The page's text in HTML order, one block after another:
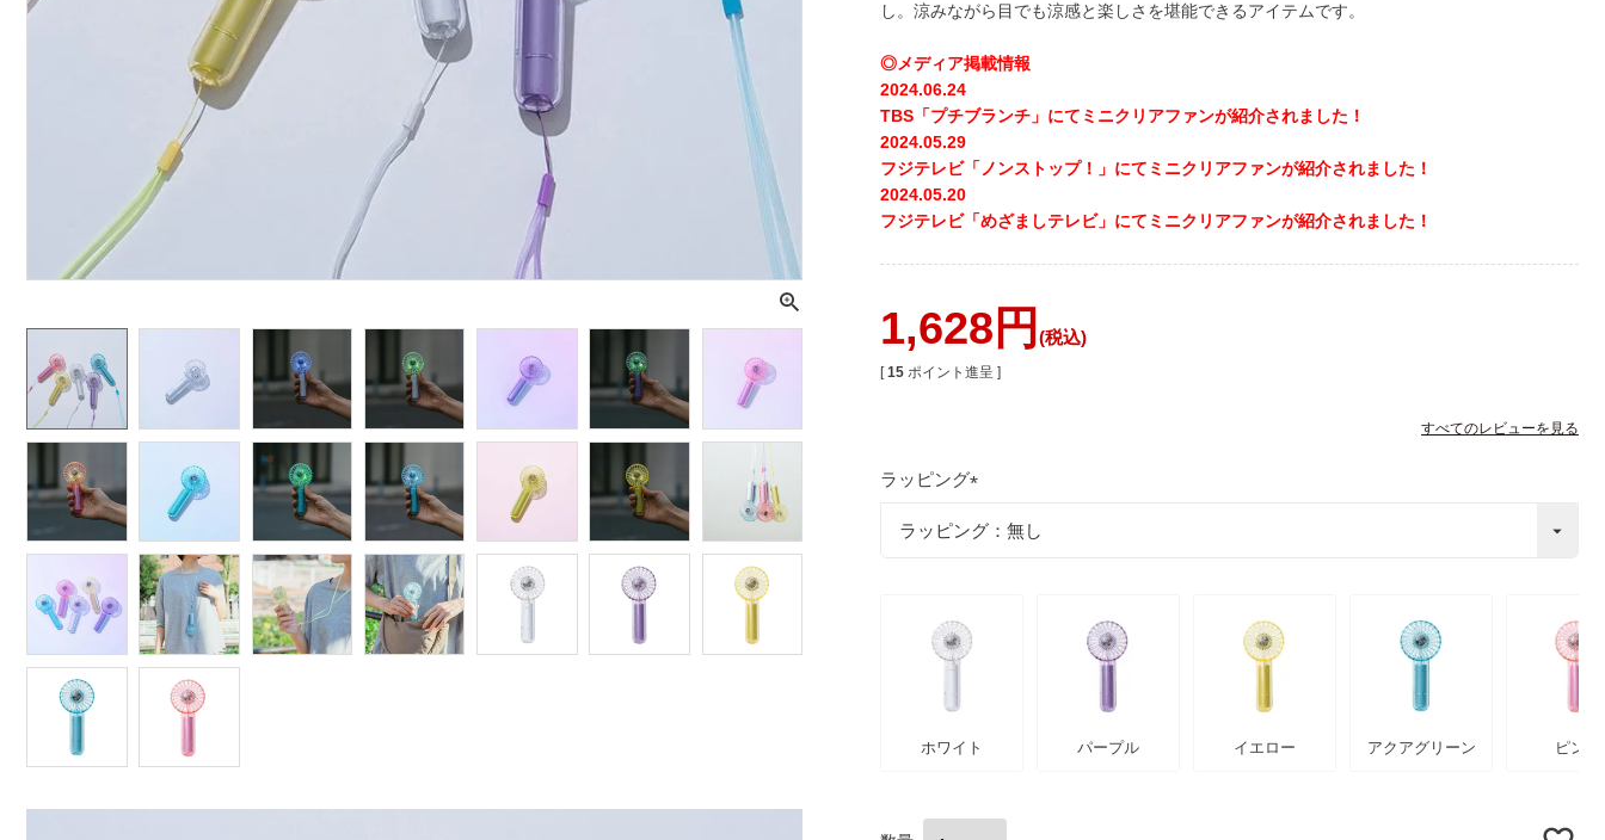
し。涼みながら目でも涼感と楽しさを堪能できるアイテムです。
◎メディア掲載情報
2024.06.24
TBS「プチブランチ」にてミニクリアファンが紹介されました！
2024.05.29
フジテレビ「ノンストップ！」にてミニクリアファンが紹介されました！
2024.05.20
フジテレビ「めざましテレビ」にてミニクリアファンが紹介されました！
1,628 税込
[ 15 ポイント進呈 ]
すべてのレビューを見る
ラッピング
必
ホワイト パープル イエロー アクアグリーン ピンク